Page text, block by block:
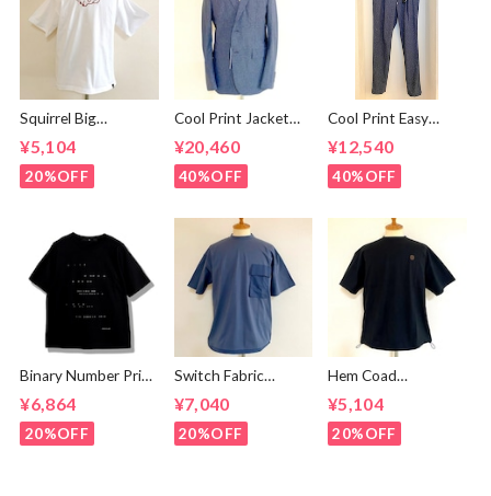
Squirrel Big
shirts White /
Brown
¥5,104
20%OFF
Cool Print Jacket
¥20,460
40%OFF
Cool Print Easy
¥12,540
40%OFF
Binary Number Print
¥6,864
20%OFF
Switch Fabric
Ash Navy
¥7,040
20%OFF
Hem Coad
shirts Black /
Brown
¥5,104
20%OFF